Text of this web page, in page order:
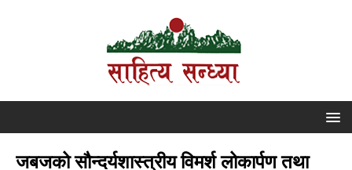
जबजको सौन्दर्यशास्त्रीय विमर्श लोकार्पण तथा